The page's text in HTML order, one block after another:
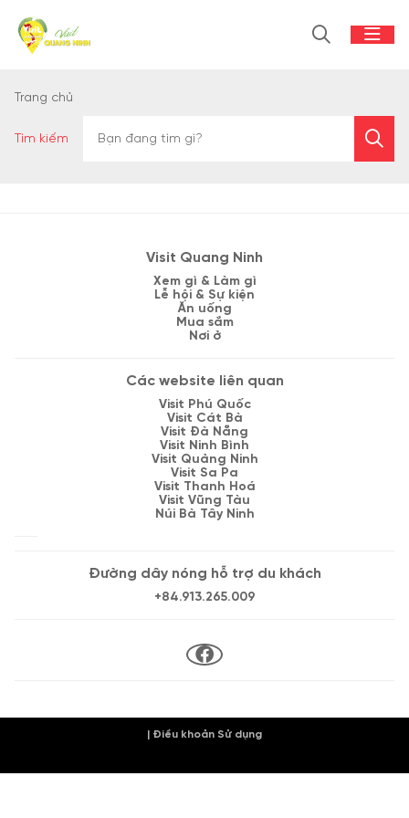
Trang chủ
Tìm kiếm
Visit Quang Ninh
Xem gì & Làm gì
Lễ hội & Sự kiện
Ăn uống
Mua sắm
Nơi ở
Các website liên quan
Visit Phú Quốc
Visit Cát Bà
Visit Đà Nẵng
Visit Ninh Bình
Visit Quảng Ninh
Visit Sa Pa
Visit Thanh Hoá
Visit Vũng Tàu
Núi Bà Tây Ninh
Đường dây nóng hỗ trợ du khách
+84.913.265.009
| Điều khoản Sử dụng